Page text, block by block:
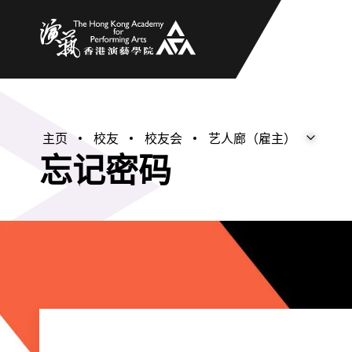
主页 校友 校友会 艺人廊（雇主） 打开子菜
关闭子菜
忘记密码